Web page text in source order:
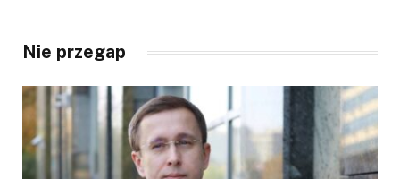
Nie przegap